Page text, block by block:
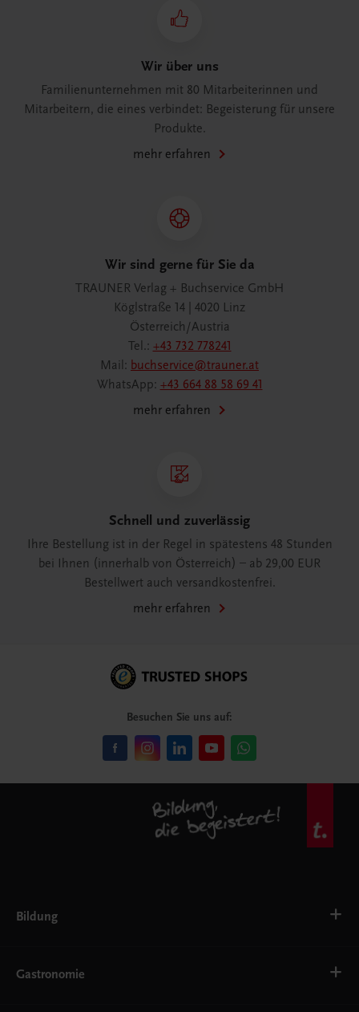
Wir über uns
Familienunternehmen mit 80 Mitarbeiterinnen und
Mitarbeitern, die eines verbindet: Begeisterung für unsere
Produkte.
mehr erfahren
Wir sind gerne für Sie da
TRAUNER Verlag + Buchservice GmbH
Köglstraße 14 | 4020 Linz
Österreich/Austria
Tel.: +43 732 778241
Mail: buchservice@trauner.at
WhatsApp: +43 664 88 58 69 41
mehr erfahren
Schnell und zuverlässig
Ihre Bestellung ist in der Regel in spätestens 48 Stunden
bei Ihnen (innerhalb von Österreich) – ab 29,00 EUR
Bestellwert auch versandkostenfrei.
mehr erfahren
Besuchen Sie uns auf:
Bildung
Ernährung
Gastronomie